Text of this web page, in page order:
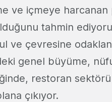
ve içmeye
tahmin
ve çevresine
genel büyüme,
restoran
çıkıyor.